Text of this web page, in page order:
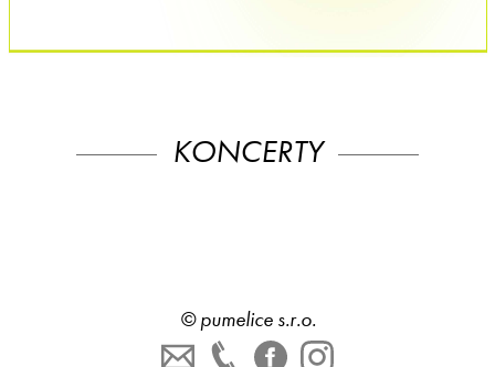
KONCERTY
©pumelice s.r.o.